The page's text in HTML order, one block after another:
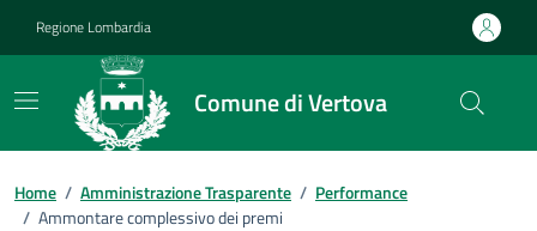
Regione Lombardia
Comune di Vertova
Home / Amministrazione Trasparente / Performance
/ Ammontare complessivo dei premi